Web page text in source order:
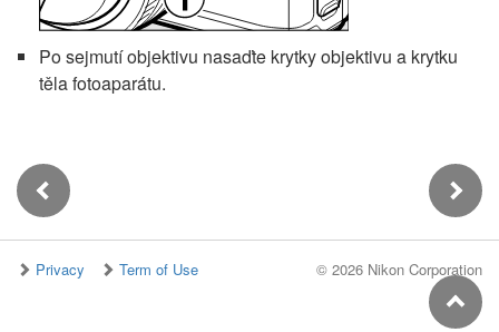
Po sejmutí objektivu nasaďte krytky objektivu a krytku
těla fotoaparátu.
Privacy Term of Use © 2026 Nikon Corporation